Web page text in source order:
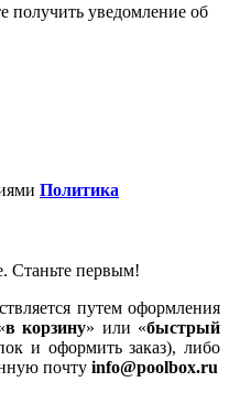
получить уведомление об
Политика
Станьте первым!
путем оформления
в корзину» или «быстрый
и оформить заказ), либо
почту info@poolbox.ru